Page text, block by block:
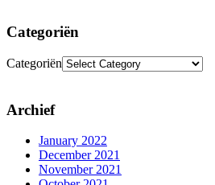
Categoriën
Categoriën
Archief
January 2022
December 2021
November 2021